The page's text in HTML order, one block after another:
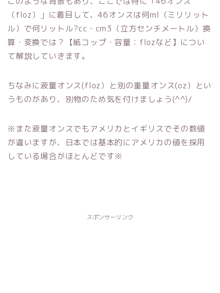
（floz）」に着目して、46オンスは何ml（ミリリット
ル）で何リットル?cc・cm3（立方センチメートル）換
算・変換では？【紙コップ・容量：flozなど】につい
て解説していきます。
ちなみに液量オンス(floz）と別の重量オンス(oz）とい
うものがあり、別物のため気を付けましょう(^^)/
※また液量オンスでもアメリカとイギリスでその数値
が違いますが、日本では基本的にアメリカの値を採用
している場合がほとんどです※
スポンサーリンク